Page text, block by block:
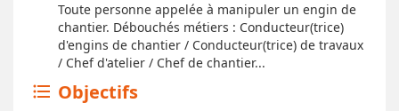
Toute personne appelée à manipuler un engin de
chantier. Débouchés métiers : Conducteur(trice)
d'engins de chantier / Conducteur(trice) de travaux
/ Chef d'atelier / Chef de chantier...
format_list_bulleted Objectifs